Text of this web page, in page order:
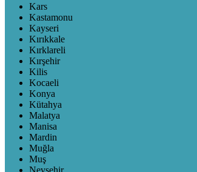
Kars
Kastamonu
Kayseri
Kırıkkale
Kırklareli
Kırşehir
Kilis
Kocaeli
Konya
Kütahya
Malatya
Manisa
Mardin
Muğla
Muş
Nevşehir